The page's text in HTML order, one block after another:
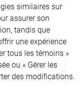
similaires sur
assurer son
tandis que
une expérience
tous les témoins »
ou « Gérer les
des modifications.